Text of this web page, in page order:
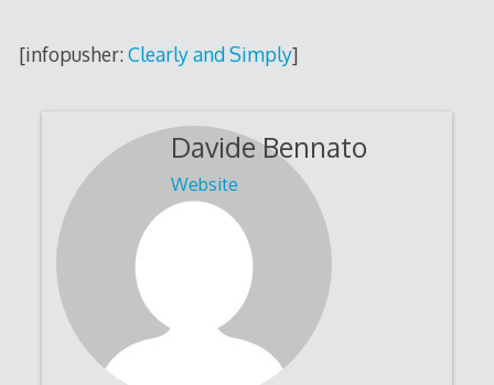
[infopusher:Clearly and Simply]
Davide Bennato
Website